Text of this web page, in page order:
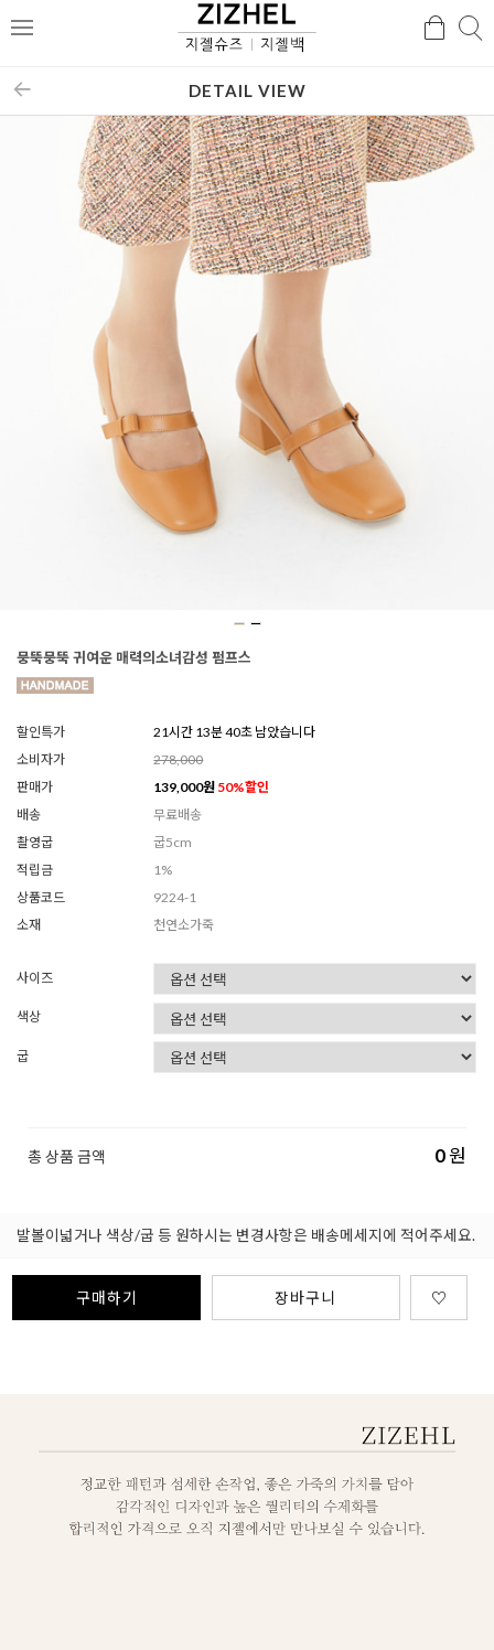
메
검
DETAIL VIEW
뭉뚝뭉뚝 귀여운 매력의소녀감성 펌프스
할인특가
21시간 13분 39초 남았습니다
소비자가
278,000
판매가
139,000원 50%할인
배송
무료배송
촬영굽
굽5cm
적립금
1%
상품코드
9224-1
소재
천연소가죽
사이즈
색상
굽
총 상품 금액 0원
발볼이넓거나 색상/굽 등 원하시는 변경사항은 배송메세지에 적어주세요.
구매하기 장바구니 ♡